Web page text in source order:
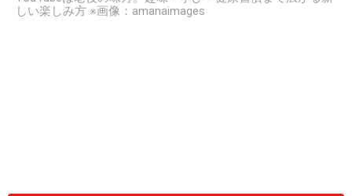
しい楽しみ方 ※画像：amanaimages